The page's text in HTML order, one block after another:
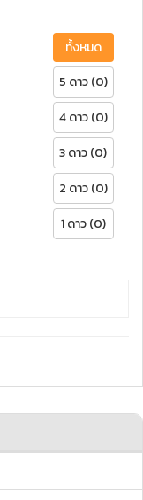
ทั้งหมด
5 ดาว (0)
4 ดาว (0)
3 ดาว (0)
2 ดาว (0)
1 ดาว (0)